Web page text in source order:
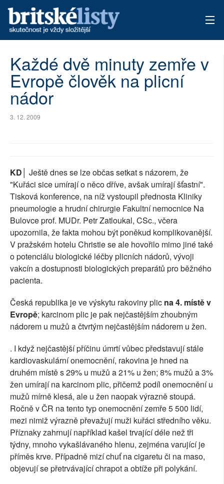
ARCHIV
TÉMATA
AUTOŘI
Každé dvě minuty zemře v
Evropě člověk na plicní
nádor
3. 12. 2009
KD│
Ještě dnes se lze občas setkat s názorem, že
"Kuřáci sice umírají o něco dříve, avšak umírají šťastní".
Tisková konference, na níž vystoupil přednosta Kliniky
pneumologie a hrudní chirurgie Fakultní nemocnice Na
Bulovce prof. MUDr. Petr Zatloukal, CSc., včera
upozornila, že fakta mohou být poněkud komplikovanější.
V pražském hotelu Christie se ale hovořilo mimo jiné také
o potenciálu biologické léčby plicních nádorů, vývoji
vakcín a dostupnosti biologických preparátů pro běžného
pacienta.
Česká republika je ve výskytu rakoviny plic na 4. místě v
Evropě; karcinom plic je pak nejčastějším zhoubným
nádorem u mužů a čtvrtým nejčastějším nádorem u žen.
. I když nejčastější příčinu úmrtí vůbec představují stále
kardiovaskulární onemocnění, rakovina je hned na
druhém místě s 29% u mužů a 21% u žen; 8% mužů a 3%
žen umírají na karcinom plic, přičemž podíl onemocnění u
mužů mírně klesá, ale u žen naopak výrazně stoupá.
Ročně v ČR na tento typ onemocnění zemře 5 500 lidí,
mezi nimiž výrazně převažují muži kuřáci středního věku.
Příznaky zahrnují například kašel trvající déle než tři
týdny, mnoho vykašlávaného hlenu, zejména varující je
příměs krve. Případně mizí chuť na cigaretu či na maso,
objevují se přetrvávající chrapot a obtíže při polykání.